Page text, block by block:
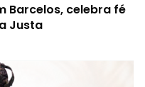
Barcelos, celebra fé
Justa